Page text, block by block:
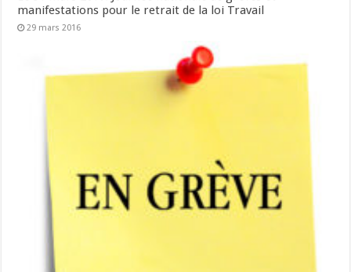
manifestations pour le retrait de la loi Travail
29 mars 2016